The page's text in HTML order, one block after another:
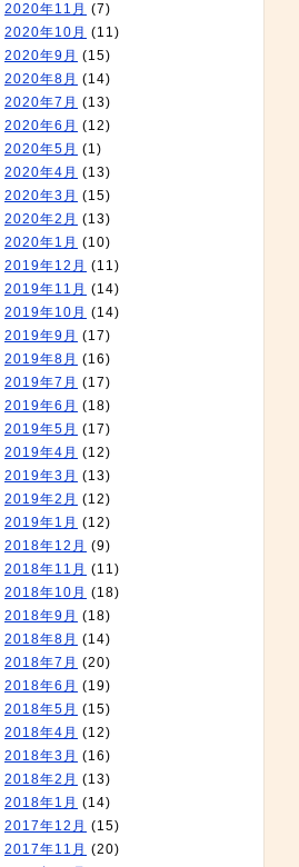
2020年11月 (7)
2020年10月 (11)
2020年9月 (15)
2020年8月 (14)
2020年7月 (13)
2020年6月 (12)
2020年5月 (1)
2020年4月 (13)
2020年3月 (15)
2020年2月 (13)
2020年1月 (10)
2019年12月 (11)
2019年11月 (14)
2019年10月 (14)
2019年9月 (17)
2019年8月 (16)
2019年7月 (17)
2019年6月 (18)
2019年5月 (17)
2019年4月 (12)
2019年3月 (13)
2019年2月 (12)
2019年1月 (12)
2018年12月 (9)
2018年11月 (11)
2018年10月 (18)
2018年9月 (18)
2018年8月 (14)
2018年7月 (20)
2018年6月 (19)
2018年5月 (15)
2018年4月 (12)
2018年3月 (16)
2018年2月 (13)
2018年1月 (14)
2017年12月 (15)
2017年11月 (20)